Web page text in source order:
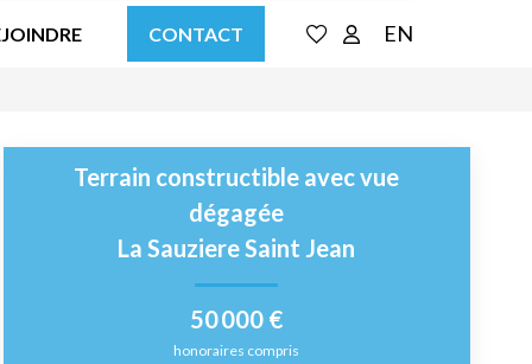
CONTACT EN
Terrain constructible avec vue
dégagée
La Sauziere Saint Jean
50 000 €
honoraires compris